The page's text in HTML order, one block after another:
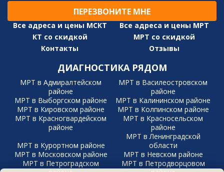
ПЕРЕЗВОНИТЕ МНЕ
Все адреса и цены МСКТ
Все адреса и цены МРТ
КТ со скидкой
МРТ со скидкой
Контакты
Отзывы
ДИАГНОСТИКА РЯДОМ
МРТ в Адмиралтейском
районе
МРТ в Василеостровском
районе
МРТ в Выборгском районе
МРТ в Калининском районе
МРТ в Кировском районе
МРТ в Колпинском районе
МРТ в Красногвардейском
районе
МРТ в Красносельском
районе
МРТ в Курортном районе
МРТ в Ленинградской
области
МРТ в Московском районе
МРТ в Невском районе
МРТ в Петроградском
МРТ в Петродворцовом